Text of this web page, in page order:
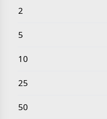
2
5
10
25
50